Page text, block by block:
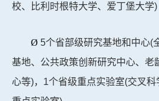
校、比利时根特大学、爱丁堡大学)
Ø 5个省部级研究基地和中心(
基地、公共政策创新研究中心、老
心等)，1个省级重点实验室(交叉